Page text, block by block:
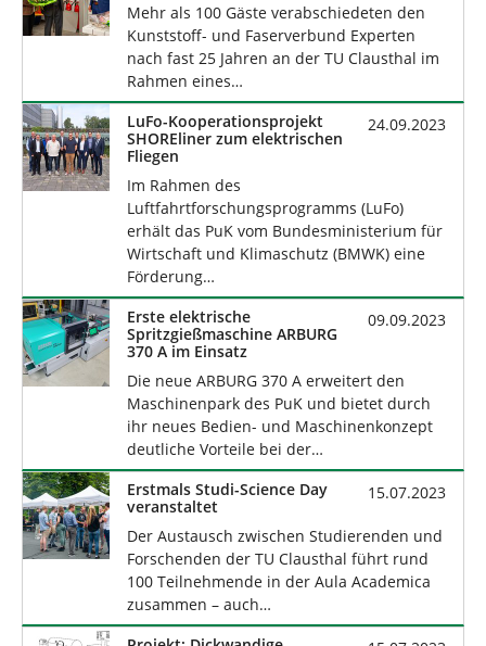
Mehr als 100 Gäste verabschiedeten den
Kunststoff- und Faserverbund Experten
nach fast 25 Jahren an der TU Clausthal im
Rahmen eines…
24.09.2023
LuFo-Kooperationsprojekt
SHOREliner zum elektrischen
Fliegen
Im Rahmen des
Luftfahrtforschungsprogramms (LuFo)
erhält das PuK vom Bundesministerium für
Wirtschaft und Klimaschutz (BMWK) eine
Förderung…
09.09.2023
Erste elektrische
Spritzgießmaschine ARBURG
370 A im Einsatz
Die neue ARBURG 370 A erweitert den
Maschinenpark des PuK und bietet durch
ihr neues Bedien- und Maschinenkonzept
deutliche Vorteile bei der…
15.07.2023
Erstmals Studi-Science Day
veranstaltet
Der Austausch zwischen Studierenden und
Forschenden der TU Clausthal führt rund
100 Teilnehmende in der Aula Academica
zusammen – auch…